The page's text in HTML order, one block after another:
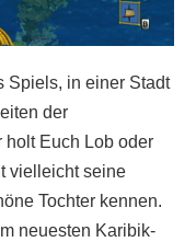
Spiels, in einer Stadt
der
holt Euch Lob oder
vielleicht seine
Tochter kennen.
neuesten Karibik-